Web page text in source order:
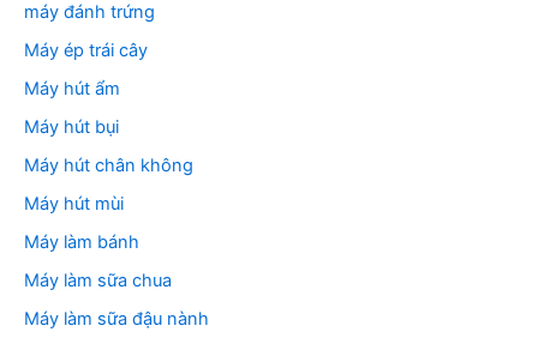
máy đánh trứng
Máy ép trái cây
Máy hút ẩm
Máy hút bụi
Máy hút chân không
Máy hút mùi
Máy làm bánh
Máy làm sữa chua
Máy làm sữa đậu nành